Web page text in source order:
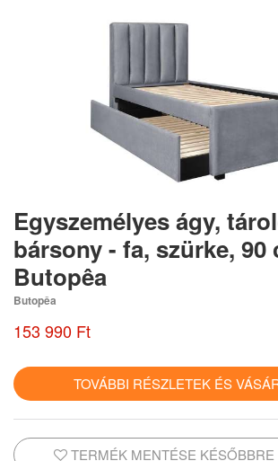
Egyszemélyes ágy,
bársony - fa, szürke, 90
Butopêa
Butopêa
153 990 Ft
TOVÁBBI RÉSZLETEK ÉS
TERMÉK MENTÉSE KÉSŐBBRE